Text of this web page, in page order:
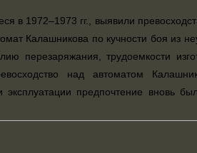
в 1972–1973 гг., выявили
Калашникова по кучности боя из
перезаряжания, трудоемкости
над автоматом
эксплуатации предпочтение вновь